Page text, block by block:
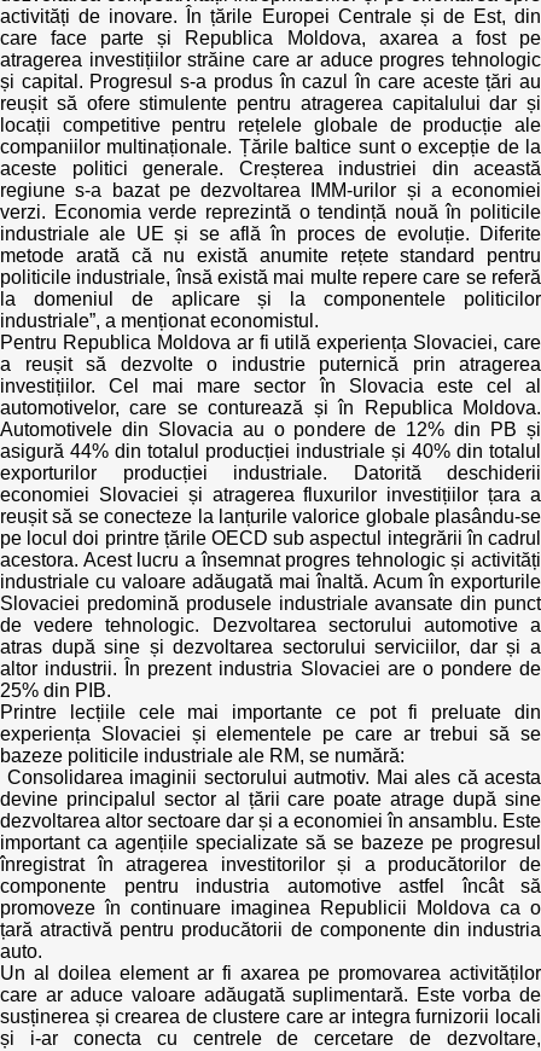
Public procurement
activități de inovare. În țările Europei Centrale și de Est, din
care face parte și Republica Moldova, axarea a fost pe
atragerea investițiilor străine care ar aduce progres tehnologic
și capital. Progresul s-a produs în cazul în care aceste țări au
reușit să ofere stimulente pentru atragerea capitalului dar și
locații competitive pentru rețelele globale de producție ale
companiilor multinaționale. Țările baltice sunt o excepție de la
aceste politici generale. Creșterea industriei din această
regiune s-a bazat pe dezvoltarea IMM-urilor și a economiei
verzi. Economia verde reprezintă o tendință nouă în politicile
industriale ale UE și se află în proces de evoluție. Diferite
metode arată că nu există anumite rețete standard pentru
politicile industriale, însă există mai multe repere care se referă
la domeniul de aplicare și la componentele politicilor
industriale”, a menționat economistul.
Pentru Republica Moldova ar fi utilă experiența Slovaciei, care
a reușit să dezvolte o industrie puternică prin atragerea
investițiilor. Cel mai mare sector în Slovacia este cel al
automotivelor, care se conturează și în Republica Moldova.
Automotivele din Slovacia au o pondere de 12% din PB și
asigură 44% din totalul producției industriale și 40% din totalul
exporturilor producției industriale. Datorită deschiderii
economiei Slovaciei și atragerea fluxurilor investițiilor țara a
reușit să se conecteze la lanțurile valorice globale plasându-se
pe locul doi printre țările OECD sub aspectul integrării în cadrul
acestora. Acest lucru a însemnat progres tehnologic și activități
industriale cu valoare adăugată mai înaltă. Acum în exporturile
Slovaciei predomină produsele industriale avansate din punct
de vedere tehnologic. Dezvoltarea sectorului automotive a
atras după sine și dezvoltarea sectorului serviciilor, dar și a
altor industrii. În prezent industria Slovaciei are o pondere de
25% din PIB.
Printre lecțiile cele mai importante ce pot fi preluate din
experiența Slovaciei și elementele pe care ar trebui să se
bazeze politicile industriale ale RM, se numără:
Consolidarea imaginii sectorului autmotiv. Mai ales că acesta
devine principalul sector al țării care poate atrage după sine
dezvoltarea altor sectoare dar și a economiei în ansamblu. Este
important ca agențiile specializate să se bazeze pe progresul
înregistrat în atragerea investitorilor și a producătorilor de
componente pentru industria automotive astfel încât să
promoveze în continuare imaginea Republicii Moldova ca o
țară atractivă pentru producătorii de componente din industria
auto.
Un al doilea element ar fi axarea pe promovarea activităților
care ar aduce valoare adăugată suplimentară. Este vorba de
susținerea și crearea de clustere care ar integra furnizorii locali
și i-ar conecta cu centrele de cercetare de dezvoltare,